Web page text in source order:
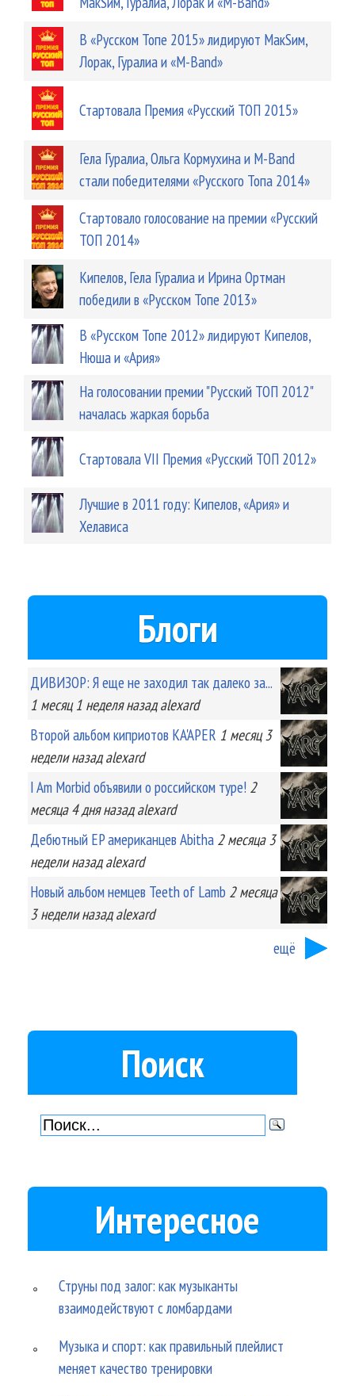
В «Русском Топе 2015» лидируют МакSим,
Лорак, Гуралиа и «M-Band»
Стартовала Премия «Русский ТОП 2015»
Гела Гуралиа, Ольга Кормухина и M-Band
стали победителями «Русского Топа 2014»
Стартовало голосование на премии «Русский
ТОП 2014»
Кипелов, Гела Гуралиа и Ирина Ортман
победили в «Русском Топе 2013»
В «Русском Топе 2012» лидируют Кипелов,
Нюша и «Ария»
На голосовании премии "Русский ТОП 2012"
началась жаркая борьба
Стартовала VII Премия «Русский ТОП 2012»
Лучшие в 2011 году: Кипелов, «Ария» и
Хелависа
Блоги
ДИВИЗОР: Я еще не заходил так далеко за...
1 месяц 1 неделяназад alexard
Второй альбом киприотов KA'APER 1 месяц 3
неделиназад alexard
I Am Morbid объявили о российском туре! 2
месяца 4 дняназад alexard
Дебютный EP американцев Abitha 2 месяца 3
неделиназад alexard
Новый альбом немцев Teeth of Lamb 2 месяца
3 неделиназад alexard
ещё
Поиск
Интересное
Струны под залог: как музыканты
взаимодействуют с ломбардами
Музыка и спорт: как правильный плейлист
меняет качество тренировки